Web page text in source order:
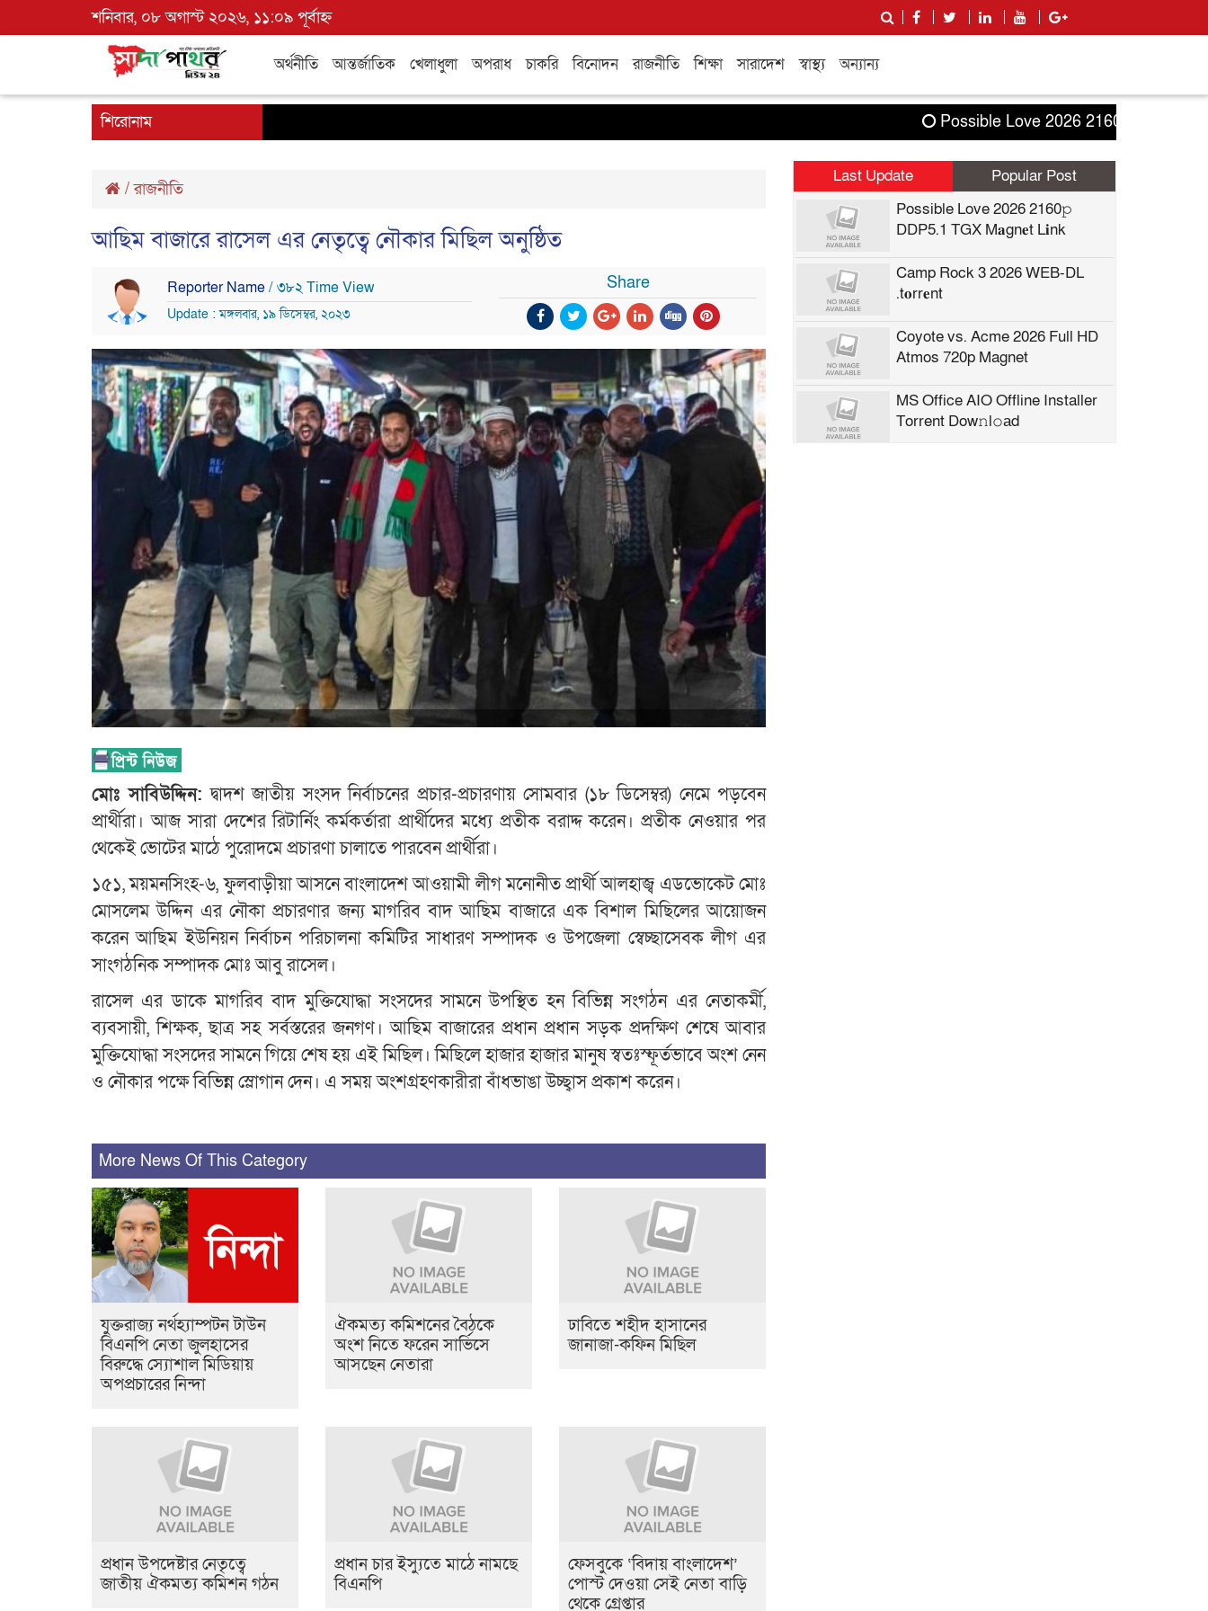
শনিবার, ০৮ অগাস্ট ২০২৬, ১১:০৯ পূর্বাহ্ন
অর্থনীতি আন্তর্জাতিক খেলাধুলা অপরাধ চাকরি বিনোদন রাজনীতি শিক্ষা সারাদেশ স্বাস্থ্য অন্যান্য
শিরোনাম Possible Love 2026 2160𝚙 DDP5.1 TGX
/রাজনীতি
আছিম বাজারে রাসেল এর নেতৃত্বে নৌকার মিছিল অনুষ্ঠিত
Reporter Name/ ৩৮২ Time View
Update : মঙ্গলবার, ১৯ ডিসেম্বর, ২০২৩
Share
মোঃ সাবিউদ্দিন: দ্বাদশ জাতীয় সংসদ নির্বাচনের প্রচার-প্রচারণায় সোমবার (১৮ ডিসেম্বর) নেমে পড়বেন
প্রার্থীরা। আজ সারা দেশের রিটার্নিং কর্মকর্তারা প্রার্থীদের মধ্যে প্রতীক বরাদ্দ করেন। প্রতীক নেওয়ার পর
থেকেই ভোটের মাঠে পুরোদমে প্রচারণা চালাতে পারবেন প্রার্থীরা।
১৫১, ময়মনসিংহ-৬, ফুলবাড়ীয়া আসনে বাংলাদেশ আওয়ামী লীগ মনোনীত প্রার্থী আলহাজ্ব এডভোকেট মোঃ
মোসলেম উদ্দিন এর নৌকা প্রচারণার জন্য মাগরিব বাদ আছিম বাজারে এক বিশাল মিছিলের আয়োজন
করেন আছিম ইউনিয়ন নির্বাচন পরিচালনা কমিটির সাধারণ সম্পাদক ও উপজেলা স্বেচ্ছাসেবক লীগ এর
সাংগঠনিক সম্পাদক মোঃ আবু রাসেল।
রাসেল এর ডাকে মাগরিব বাদ মুক্তিযোদ্ধা সংসদের সামনে উপস্থিত হন বিভিন্ন সংগঠন এর নেতাকর্মী,
ব্যবসায়ী, শিক্ষক, ছাত্র সহ সর্বস্তরের জনগণ। আছিম বাজারের প্রধান প্রধান সড়ক প্রদক্ষিণ শেষে আবার
মুক্তিযোদ্ধা সংসদের সামনে গিয়ে শেষ হয় এই মিছিল। মিছিলে হাজার হাজার মানুষ স্বতঃস্ফূর্তভাবে অংশ নেন
ও নৌকার পক্ষে বিভিন্ন স্লোগান দেন। এ সময় অংশগ্রহণকারীরা বাঁধভাঙা উচ্ছ্বাস প্রকাশ করেন।
More News Of This Category
যুক্তরাজ্য নর্থহ্যাম্পটন টাউন
বিএনপি নেতা জুলহাসের
বিরুদ্ধে স্যোশাল মিডিয়ায়
অপপ্রচারের নিন্দা
ঐকমত্য কমিশনের বৈঠকে
অংশ নিতে ফরেন সার্ভিসে
আসছেন নেতারা
ঢাবিতে শহীদ হাসানের
জানাজা-কফিন মিছিল
প্রধান উপদেষ্টার নেতৃত্বে
জাতীয় ঐকমত্য কমিশন গঠন
প্রধান চার ইস্যুতে মাঠে নামছে
বিএনপি
ফেসবুকে ‘বিদায় বাংলাদেশ’
পোস্ট দেওয়া সেই নেতা বাড়ি
থেকে গ্রেপ্তার
Last Update
Popular Post
Possible Love 2026 2160𝚙
DDP5.1 TGX M𝐚gn𝐞t L𝐢nk
Camp Rock 3 2026 WEB-DL
.t𝐨rr𝐞nt
Coyote vs. Acme 2026 Full HD
Atmos 720p Magnet
MS Office AIO Offline Installer
Torrent Dow𝚗l𝚘аd